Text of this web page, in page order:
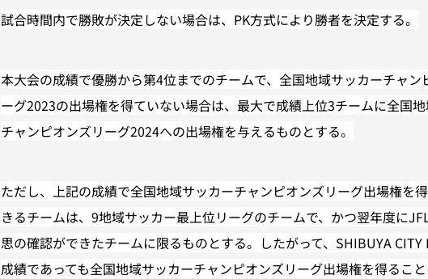
試合時間内で勝敗が決定しない場合は、PK方式により勝者を決定する。
本大会の成績で優勝から第4位までのチームで、全国地域サッカーチャン
ーグ2023の出場権を得ていない場合は、最大で成績上位3チームに全国
チャンピオンズリーグ2024への出場権を与えるものとする。
ただし、上記の成績で全国地域サッカーチャンピオンズリーグ出場権を
きるチームは、9地域サッカー最上位リーグのチームで、かつ翌年度に
思の確認ができたチームに限るものとする。したがって、SHIBUYA CITY
成績であっても全国地域サッカーチャンピオンズリーグ出場権を得るこ